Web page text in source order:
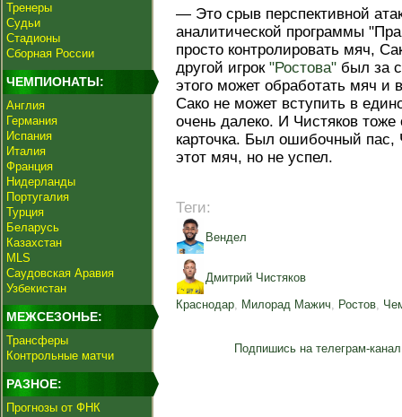
Тренеры
Судьи
Стадионы
Сборная России
ЧЕМПИОНАТЫ:
Англия
Германия
Испания
Италия
Франция
Нидерланды
Португалия
Турция
Беларусь
Казахстан
MLS
Саудовская Аравия
Узбекистан
МЕЖСЕЗОНЬЕ:
Трансферы
Контрольные матчи
РАЗНОЕ:
Прогнозы от ФНК
— Это срыв перспективной
аналитической программы
просто контролировать мяч,
другой игрок "Ростова" был за
этого может обработать мяч и
Сако не может вступить в
очень далеко. И Чистяков тоже
карточка. Был ошибочный пас,
этот мяч, но не успел.
Теги:
Вендел
Дмитрий Чистяков
Краснодар, Милорад Мажич, Ростов,
Подпишись на телеграм-